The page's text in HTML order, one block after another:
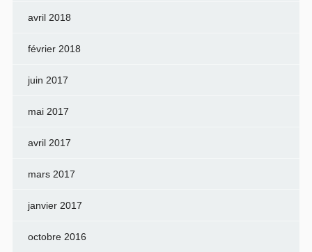
avril 2018
février 2018
juin 2017
mai 2017
avril 2017
mars 2017
janvier 2017
octobre 2016